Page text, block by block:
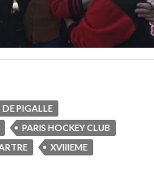
DE PIGALLE
PARIS HOCKEY CLUB
XVIIIEME